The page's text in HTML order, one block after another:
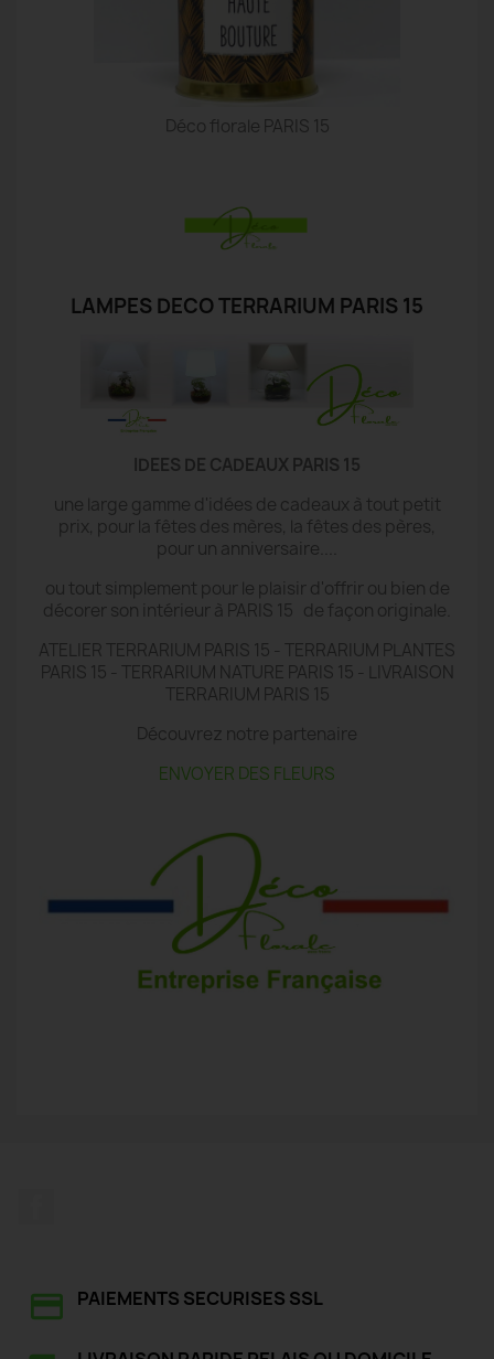
Déco florale PARIS 15
LAMPES DECO TERRARIUM PARIS 15
IDEES DE CADEAUX PARIS 15
une large gamme d'idées de cadeaux à tout petit
prix, pour la fêtes des mères, la fêtes des pères,
pour un anniversaire....
ou tout simplement pour le plaisir d'offrir ou bien de
décorer son intérieur à PARIS 15 de façon originale.
ATELIER TERRARIUM PARIS 15 - TERRARIUM PLANTES
PARIS 15 - TERRARIUM NATURE PARIS 15 - LIVRAISON
TERRARIUM PARIS 15
Découvrez notre partenaire
ENVOYER DES FLEURS
PAIEMENTS SECURISES SSL